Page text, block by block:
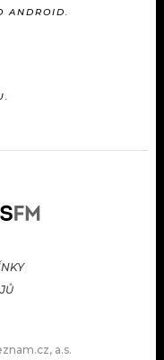
ANDROID.
a.s.